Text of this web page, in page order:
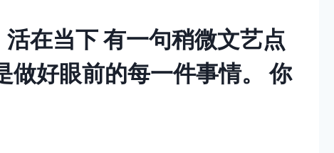
在当下 有一句稍微文艺点
做好眼前的每一件事情。 你